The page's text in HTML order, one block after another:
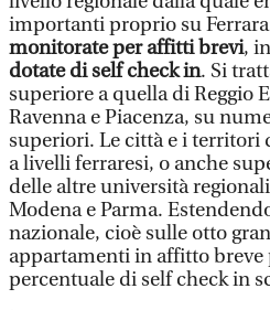
importanti proprio su
monitorate per affitti brevi,
dotate di self check in. Si
superiore a quella di Reggio
Ravenna e Piacenza, su
superiori. Le città e i territori
a livelli ferraresi, o anche
delle altre università
Modena e Parma.
nazionale, cioè sulle otto
appartamenti in affitto breve
percentuale di self check in